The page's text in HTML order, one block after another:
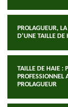
PROLAGUEUR, LA
D’UNE TAILLE DE
TAILLE DE HAIE :
PROFESSIONNEL
PROLAGUEUR